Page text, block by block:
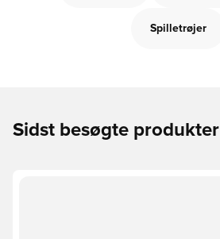
Spilletrøjer
Sidst besøgte produkter